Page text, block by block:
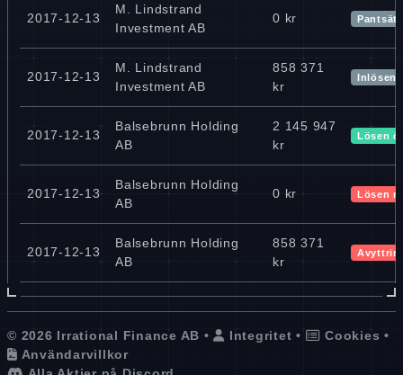
2017-12-13
M. Lindstrand
Investment AB
0 kr
2017-12-13
M. Lindstrand
Investment AB
858 371
kr
Inlösen
2017-12-13
Balsebrunn Holding
AB
2 145 947
kr
Lösen
2017-12-13
Balsebrunn Holding
AB
0 kr Lösen
2017-12-13
Balsebrunn Holding
AB
858 371
kr
© 2026 Irrational Finance AB • Integritet • Cookies •
Användarvillkor